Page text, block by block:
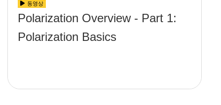
동영상
Polarization Overview - Part 1:
Polarization Basics